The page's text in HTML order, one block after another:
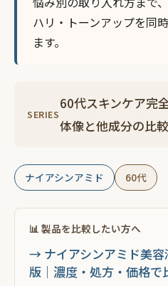
ハリ・トーンアップを同
ます。
SERIES
60代スキンケア完
体像と他成分の比
ナイアシンアミド 60代
📊 製品を比較したい方へ
→ ナイアシンアミド美
版｜濃度・処方・価格で